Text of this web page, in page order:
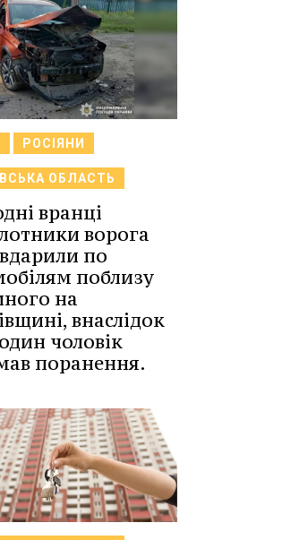
РОСІЯНИ
ОБЛАСТЬ
вранці
ворога
вдарили по
поблизу
на
внаслідок
чоловік
поранення.